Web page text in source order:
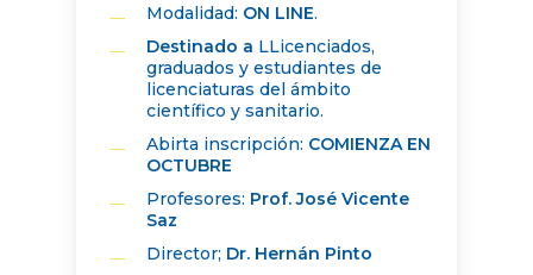
Modalidad: ON LINE.
Destinado a LLicenciados,
graduados y estudiantes de
licenciaturas del ámbito
científico y sanitario.
Abirta inscripción: COMIENZA EN
OCTUBRE
Profesores: Prof. José Vicente
Saz
Director; Dr. Hernán Pinto